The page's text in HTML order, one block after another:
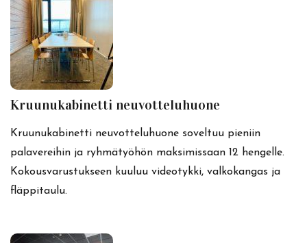
Kruunukabinetti neuvotteluhuone
Kruunukabinetti neuvotteluhuone soveltuu pieniin
palavereihin ja ryhmätyöhön maksimissaan 12 hengelle.
Kokousvarustukseen kuuluu videotykki, valkokangas ja
fläppitaulu.